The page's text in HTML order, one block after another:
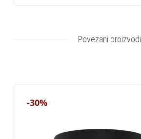
Povezani proizvodi
-30%